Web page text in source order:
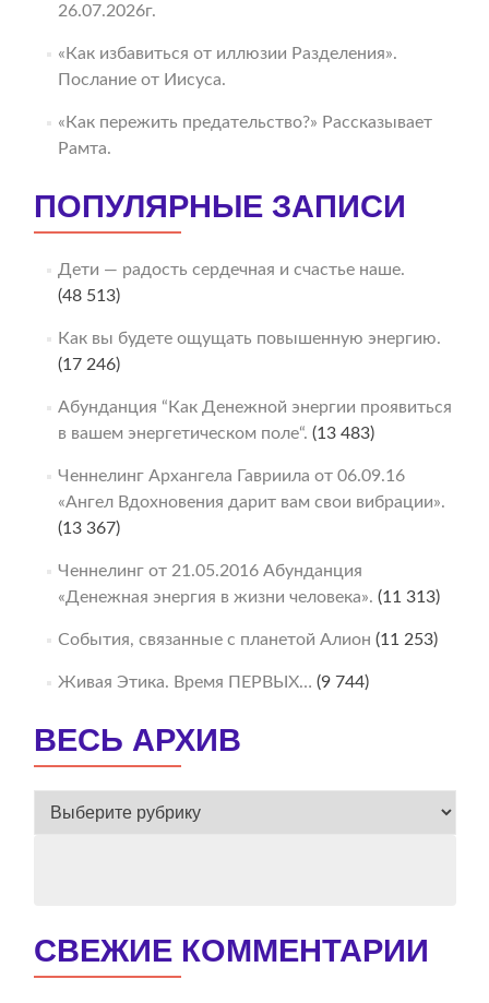
26.07.2026г.
«Как избавиться от иллюзии Разделения».
Послание от Иисуса.
«Как пережить предательство?» Рассказывает
Рамта.
ПОПУЛЯРНЫЕ ЗАПИСИ
Дети — радость сердечная и счастье наше.
(48 513)
Как вы будете ощущать повышенную энергию.
(17 246)
Абунданция “Как Денежной энергии проявиться
в вашем энергетическом поле“. (13 483)
Ченнелинг Архангела Гавриила от 06.09.16
«Ангел Вдохновения дарит вам свои вибрации».
(13 367)
Ченнелинг от 21.05.2016 Абунданция
«Денежная энергия в жизни человека». (11 313)
События, связанные с планетой Алион (11 253)
Живая Этика. Время ПЕРВЫХ… (9 744)
ВЕСЬ АРХИВ
ВЕСЬ
СВЕЖИЕ КОММЕНТАРИИ